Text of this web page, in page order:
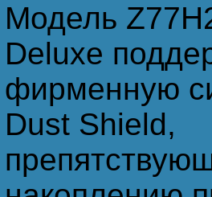
Модель
Deluxe
фирменную
Dust Shield,